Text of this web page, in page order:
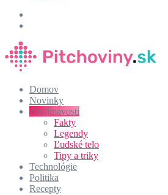
Domov
Novinky
Zaujímavosti
Fakty
Legendy
Ľudské telo
Tipy a triky
Technológie
Politika
Recepty